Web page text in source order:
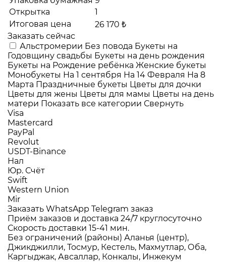
Открытка
1
Итоговая цена
26 170 ₺
Заказать сейчас
Альстромерии Без повода Букеты на
Годовщину свадьбы Букеты на день рождения
Букеты на Рождение ребёнка Женские букеты
Монобукеты На 1 сентября На 14 Февраля На 8
Марта Праздничные букеты Цветы для дочки
Цветы для жены Цветы для мамы Цветы на день
матери Показать все категории Свернуть
Visa
Mastercard
PayPal
Revolut
USDT-Binance
Нал
Юр. Счёт
Swift
Western Union
Mir
Заказать WhatsApp Telegram заказ
Приём заказов и доставка 24/7 круглосуточно
Скорость доставки 15-41 мин.
Без ограничений (районы) Аланья (центр),
Джикджилли, Тосмур, Кестель, Махмутлар, Оба,
Каргыджак, Авсаллар, Конкалы, Инжекум